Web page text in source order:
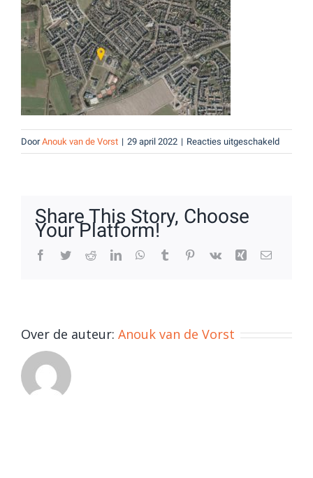
DoorAnouk van de Vorst | 29 april 2022 | Reacties uitgeschakeldvoor
Share This Story, Choose
Your Platform!
Facebook
TwitterRedditLinkedInWhatsApp
Tumblr Pinterest
Vk Xing E-
Over de auteur: Anouk van de Vorst